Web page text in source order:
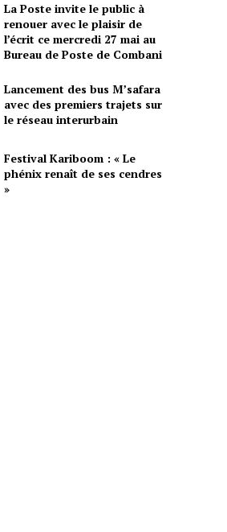
La Poste invite le public à
renouer avec le plaisir de
l’écrit ce mercredi 27 mai au
Bureau de Poste de Combani
Lancement des bus M’safara
avec des premiers trajets sur
le réseau interurbain
Festival Kariboom : « Le
phénix renaît de ses cendres
»